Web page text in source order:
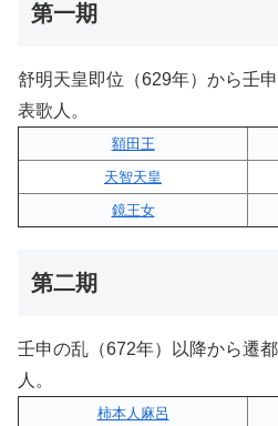
第一期
舒明天皇即位（629年）から壬
表歌人。
額田王
天智天皇
鏡王女
第二期
壬申の乱（672年）以降から遷
人。
柿本人麻呂